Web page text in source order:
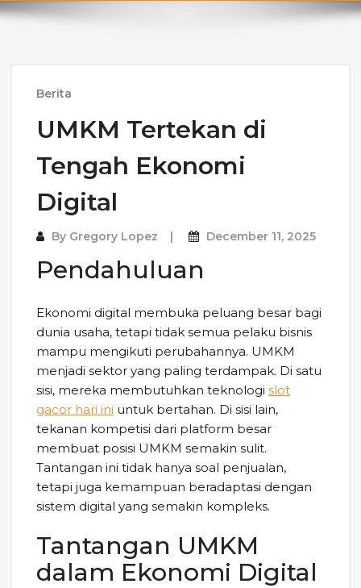
Berita
UMKM Tertekan di
Tengah Ekonomi
Digital
By Gregory Lopez December 11, 2025
Pendahuluan
Ekonomi digital membuka peluang besar bagi
dunia usaha, tetapi tidak semua pelaku bisnis
mampu mengikuti perubahannya. UMKM
menjadi sektor yang paling terdampak. Di satu
sisi, mereka membutuhkan teknologi slot
gacor hari ini untuk bertahan. Di sisi lain,
tekanan kompetisi dari platform besar
membuat posisi UMKM semakin sulit.
Tantangan ini tidak hanya soal penjualan,
tetapi juga kemampuan beradaptasi dengan
sistem digital yang semakin kompleks.
Tantangan UMKM
dalam Ekonomi Digital